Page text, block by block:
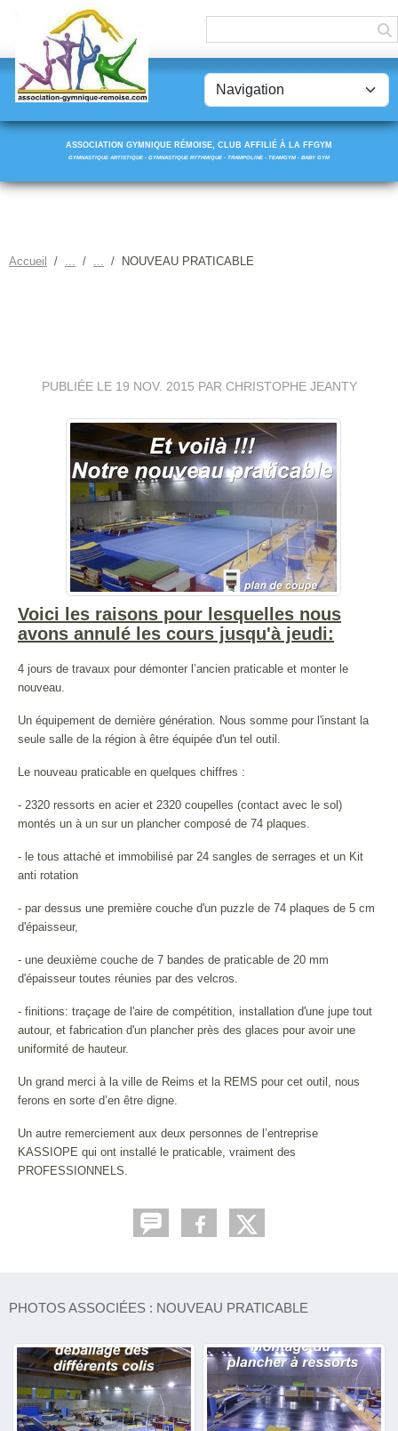
ASSOCIATION GYMNIQUE RÉMOISE, CLUB AFFILIÉ À LA FFGYM
GYMNASTIQUE ARTISTIQUE - GYMNASTIQUE RYTHMIQUE - TRAMPOLINE - TEAMGYM - BABY GYM
Accueil NOUVEAU PRATICABLE
PUBLIÉE LE 19 NOV. 2015 PAR CHRISTOPHE JEANTY
Voici les raisons pour lesquelles nous
avons annulé les cours jusqu'à jeudi:
4 jours de travaux pour démonter l’ancien praticable et monter le
nouveau.
Un équipement de dernière génération. Nous somme pour l'instant la
seule salle de la région à être équipée d'un tel outil.
Le nouveau praticable en quelques chiffres :
- 2320 ressorts en acier et 2320 coupelles (contact avec le sol)
montés un à un sur un plancher composé de 74 plaques.
- le tous attaché et immobilisé par 24 sangles de serrages et un Kit
anti rotation
- par dessus une première couche d'un puzzle de 74 plaques de 5 cm
d'épaisseur,
- une deuxième couche de 7 bandes de praticable de 20 mm
d'épaisseur toutes réunies par des velcros.
- finitions: traçage de l'aire de compétition, installation d'une jupe tout
autour, et fabrication d'un plancher près des glaces pour avoir une
uniformité de hauteur.
Un grand merci à la ville de Reims et la REMS pour cet outil, nous
ferons en sorte d’en être digne.
Un autre remerciement aux deux personnes de l’entreprise
KASSIOPE qui ont installé le praticable, vraiment des
PROFESSIONNELS.
PHOTOS ASSOCIÉES : NOUVEAU PRATICABLE
Panneau de gestion des cookies